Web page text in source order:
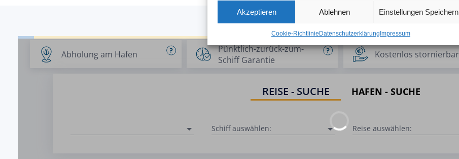
Akzeptieren Ablehnen Einstellungen Speichern
Cookie-Richtlinie Datenschutzerklärung Impressum